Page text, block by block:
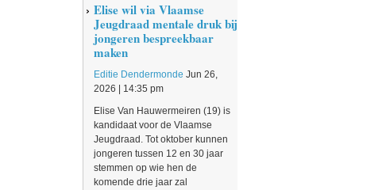
Elise wil via Vlaamse
Jeugdraad mentale druk bij
jongeren bespreekbaar
maken
Editie Dendermonde Jun 26,
2026 | 14:35 pm
Elise Van Hauwermeiren (19) is
kandidaat voor de Vlaamse
Jeugdraad. Tot oktober kunnen
jongeren tussen 12 en 30 jaar
stemmen op wie hen de
komende drie jaar zal